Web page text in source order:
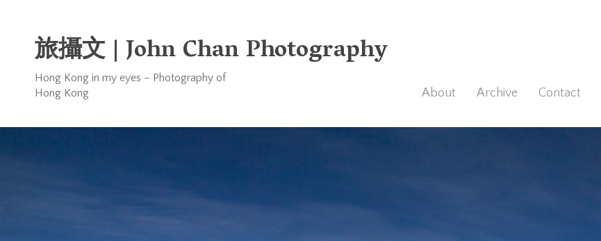
旅攝文 | John Chan Photography
Hong Kong in my eyes – Photography of
Hong Kong
About Archive Contact